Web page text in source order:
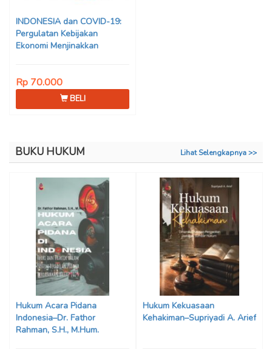
INDONESIA dan COVID-19:
Pergulatan Kebijakan
Ekonomi Menjinakkan
Rp 70.000
BELI
BUKU HUKUM Lihat Selengkapnya >>
Hukum Acara Pidana
Indonesia–Dr. Fathor
Rahman, S.H., M.Hum.
Hukum Kekuasaan
Kehakiman–Supriyadi A. Arief